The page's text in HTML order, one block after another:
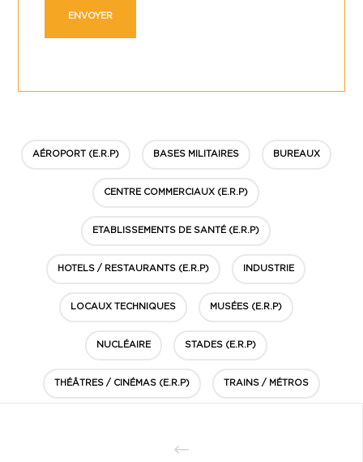
AÉROPORT (E.R.P) BASES MILITAIRES BUREAUX
CENTRE COMMERCIAUX (E.R.P)
ETABLISSEMENTS DE SANTÉ (E.R.P)
HOTELS / RESTAURANTS (E.R.P) INDUSTRIE
LOCAUX TECHNIQUES MUSÉES (E.R.P)
NUCLÉAIRE STADES (E.R.P)
THÉÂTRES / CINÉMAS (E.R.P) TRAINS / MÉTROS